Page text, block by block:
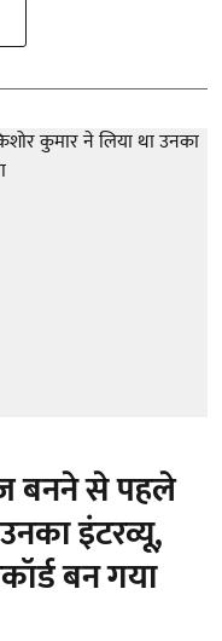
बनने से पहले
इंटरव्यू,
बन गया